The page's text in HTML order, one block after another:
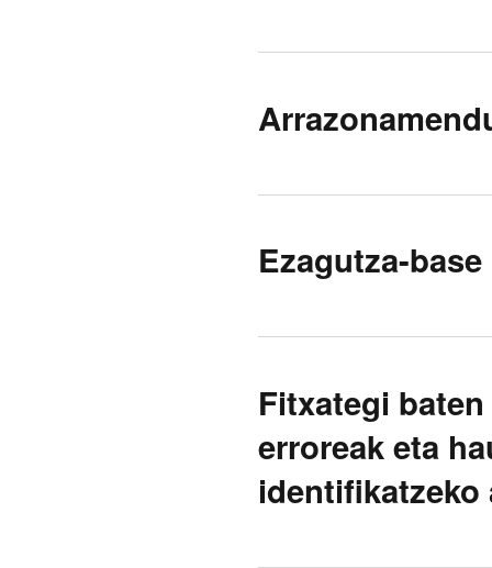
Ezagutza-
Fitxategi
erroreak eta
identifikatzeko